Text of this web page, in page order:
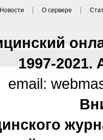
Новости О сервере
1997-2021.
email: